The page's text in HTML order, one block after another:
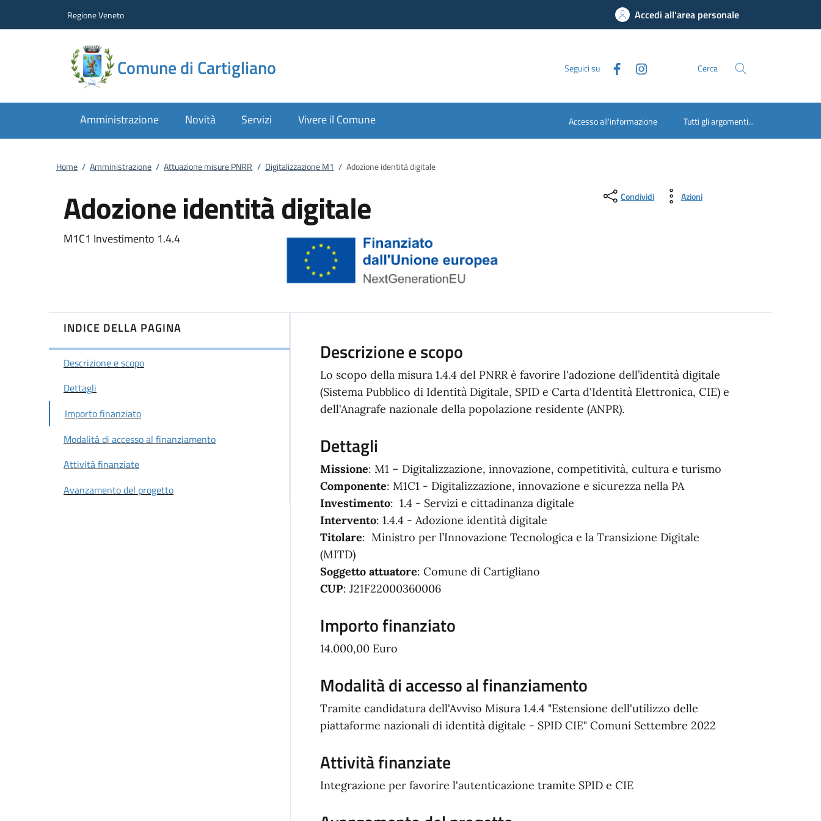
Regione Veneto Accedi all'area personale
Comune di Cartigliano Seguici su Cerca
Amministrazione Novità Servizi Vivere il Comune Accesso all'informazione Tutti gli argomenti...
Home / Amministrazione / Attuazione misure PNRR / Digitalizzazione M1 / Adozione identità digitale
Adozione identità digitale
M1C1 Investimento 1.4.4
Condividi Azioni
INDICE DELLA PAGINA
Descrizione e scopo
Dettagli
Importo finanziato
Modalità di accesso al finanziamento
Attività finanziate
Avanzamento del progetto
Descrizione e scopo
Lo scopo della misura 1.4.4 del PNRR è favorire l'adozione dell’identità digitale
(Sistema Pubblico di Identità Digitale, SPID e Carta d'Identità Elettronica, CIE) e
dell'Anagrafe nazionale della popolazione residente (ANPR).
Dettagli
Missione: M1 – Digitalizzazione, innovazione, competitività, cultura e turismo
Componente: M1C1 - Digitalizzazione, innovazione e sicurezza nella PA
Investimento: 1.4 - Servizi e cittadinanza digitale
Intervento: 1.4.4 - Adozione identità digitale
Titolare: Ministro per l’Innovazione Tecnologica e la Transizione Digitale
(MITD)
Soggetto attuatore: Comune di Cartigliano
CUP: J21F22000360006
Importo finanziato
14.000,00 Euro
Modalità di accesso al finanziamento
Tramite candidatura dell'Avviso Misura 1.4.4 "Estensione dell'utilizzo delle
piattaforme nazionali di identità digitale - SPID CIE" Comuni Settembre 2022
Attività finanziate
Integrazione per favorire l'autenticazione tramite SPID e CIE